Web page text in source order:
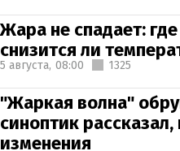
Жара не спадает:
снизится ли
5 августа, 08:00 1325
"Жаркая волна"
синоптик
изменения